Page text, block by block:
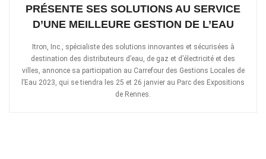
PRÉSENTE SES SOLUTIONS AU SERVICE
D’UNE MEILLEURE GESTION DE L’EAU
Itron, Inc., spécialiste des solutions innovantes et sécurisées à
destination des distributeurs d’eau, de gaz et d’électricité et des
villes, annonce sa participation au Carrefour des Gestions Locales de
l’Eau 2023, qui se tiendra les 25 et 26 janvier au Parc des Expositions
de Rennes.